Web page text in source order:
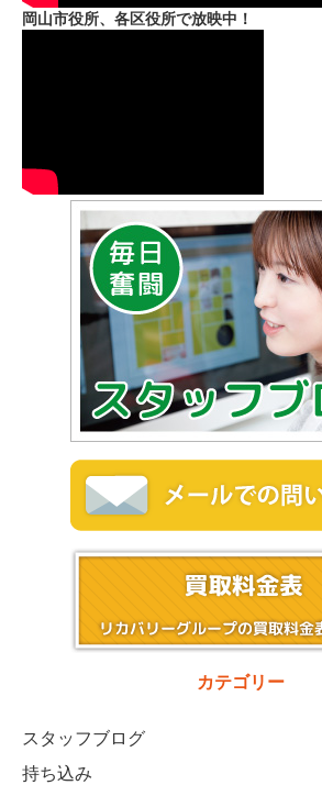
岡山市役所、各区役所で放映中！
カテゴリー
スタッフブログ
持ち込み